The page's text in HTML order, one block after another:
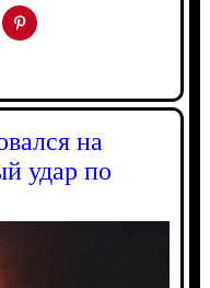
на
удар по